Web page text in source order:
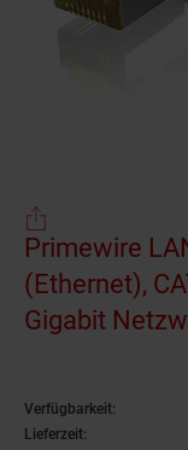
Primewire
(Ethernet),
Gigabit
Verfügbarkeit:
Lieferzeit: